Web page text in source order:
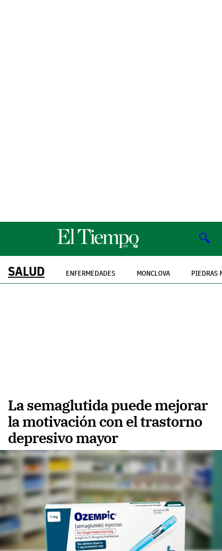
🔍
SALUD ENFERMEDADES MONCLOVA PIEDRAS
La semaglutida puede mejorar
la motivación con el trastorno
depresivo mayor